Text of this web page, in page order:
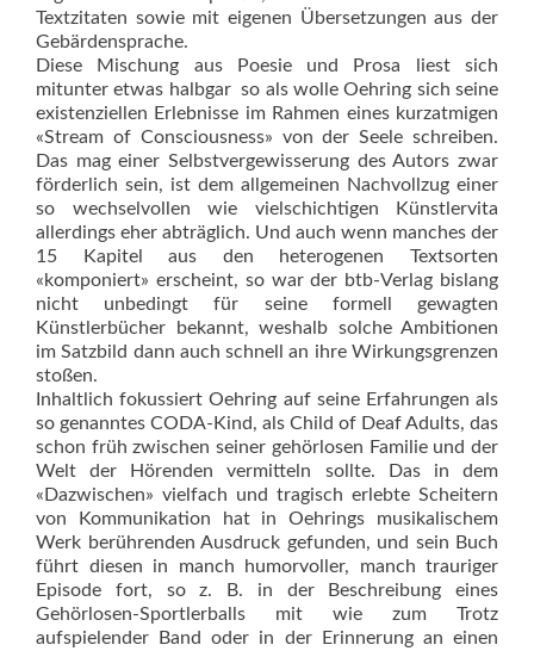
Textzitaten sowie mit eigenen Übersetzungen aus der
Gebärdensprache.
Diese Mischung aus Poesie und Prosa liest sich
mitunter etwas halbgar  so als wolle Oehring sich seine
existenziellen Erlebnisse im Rahmen eines kurzatmigen
«Stream of Consciousness» von der Seele schreiben.
Das mag einer Selbstvergewisserung des Autors zwar
förderlich sein, ist dem allgemeinen Nachvollzug einer
so wechselvollen wie vielschichtigen Künstlervita
allerdings eher abträglich. Und auch wenn manches der
15 Kapitel aus den heterogenen Textsorten
«komponiert» erscheint, so war der btb-Verlag bislang
nicht unbedingt für seine formell gewagten
Künstlerbücher bekannt, weshalb solche Ambitionen
im Satzbild dann auch schnell an ihre Wirkungsgrenzen
stoßen.
Inhaltlich fokussiert Oehring auf seine Erfahrungen als
so genanntes CODA-Kind, als Child of Deaf Adults, das
schon früh zwischen seiner gehörlosen Familie und der
Welt der Hörenden vermitteln sollte. Das in dem
«Dazwischen» vielfach und tragisch erlebte Scheitern
von Kommunikation hat in Oehrings musikalischem
Werk berührenden Ausdruck gefunden, und sein Buch
führt diesen in manch humorvoller, manch trauriger
Episode fort, so z. B. in der Beschreibung eines
Gehörlosen-Sportlerballs mit wie zum Trotz
aufspielender Band oder in der Erinnerung an einen